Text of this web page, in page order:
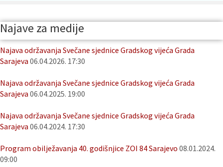
Najave za medije
Najava održavanja Svečane sjednice Gradskog vijeća Grada
Sarajeva 06.04.2026. 17:30
Najava održavanja Svečane sjednice Gradskog vijeća Grada
Sarajeva 06.04.2025. 19:00
Najava održavanja Svečane sjednice Gradskog vijeća Grada
Sarajeva 06.04.2024. 17:30
Program obilježavanja 40. godišnjice ZOI 84 Sarajevo 08.01.2024.
09:00